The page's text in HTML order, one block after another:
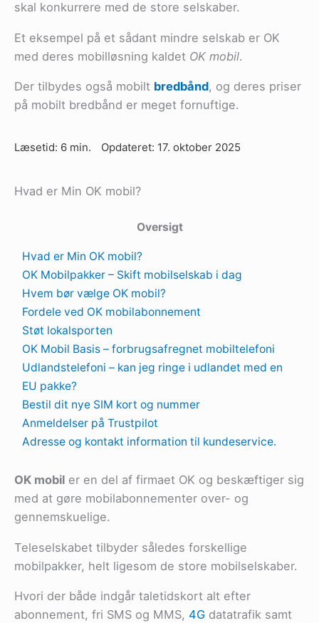
skal konkurrere med de store selskaber.
Et eksempel på et sådant mindre selskab er OK
med deres mobilløsning kaldet OK mobil.
Der tilbydes også mobilt bredbånd, og deres priser
på mobilt bredbånd er meget fornuftige.
Læsetid: 6 min. Opdateret: 17. oktober 2025
Hvad er Min OK mobil?
Oversigt
Hvad er Min OK mobil?
OK Mobilpakker – Skift mobilselskab i dag
Hvem bør vælge OK mobil?
Fordele ved OK mobilabonnement
Støt lokalsporten
OK Mobil Basis – forbrugsafregnet mobiltelefoni
Udlandstelefoni – kan jeg ringe i udlandet med en
EU pakke?
Bestil dit nye SIM kort og nummer
Anmeldelser på Trustpilot
Adresse og kontakt information til kundeservice.
OK mobil er en del af firmaet OK og beskæftiger sig
med at gøre mobilabonnementer over- og
gennemskuelige.
Teleselskabet tilbyder således forskellige
mobilpakker, helt ligesom de store mobilselskaber.
Hvori der både indgår taletidskort alt efter
abonnement, fri SMS og MMS, 4G datatrafik samt